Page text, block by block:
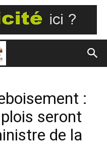
:
seront
de la